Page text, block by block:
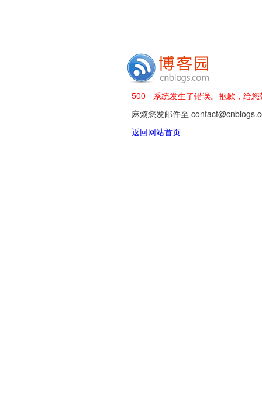
500 - 系统发生了错误。抱歉，给
麻烦您发邮件至
返回网站首页